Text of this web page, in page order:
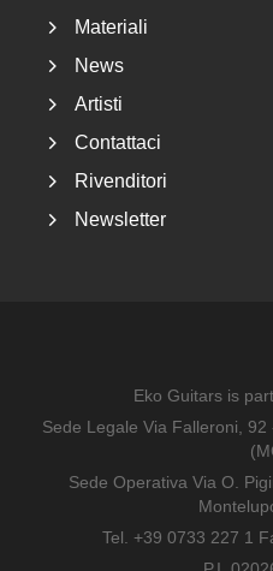
Materiali
News
Artisti
Contattaci
Rivenditori
Newsletter
Eko Guitars is
Sede Legale Via Falleroni,
Sede Operativa Via O.
Tel. +39 0733 227 1